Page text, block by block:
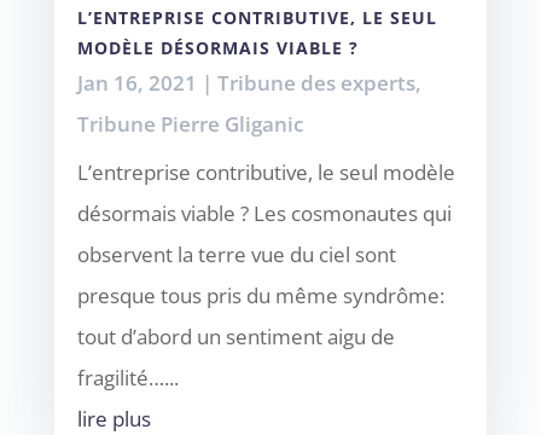
L’ENTREPRISE CONTRIBUTIVE, LE SEUL
MODÈLE DÉSORMAIS VIABLE ?
Jan 16, 2021 | Tribune des experts,
Tribune Pierre Gliganic
L’entreprise contributive, le seul modèle
désormais viable ? Les cosmonautes qui
observent la terre vue du ciel sont
presque tous pris du même syndrôme:
tout d’abord un sentiment aigu de
fragilité…...
lire plus